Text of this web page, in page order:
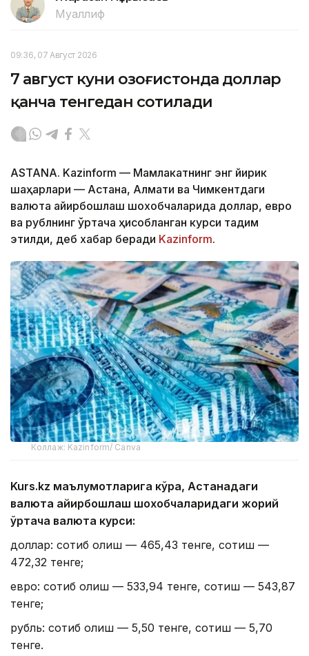
Муаллиф
09:36, 07 Август 2026
7 август куни Қозоғистонда доллар
қанча тенгедан сотилади
ASTANA. Kazinform — Мамлакатнинг энг йирик
шаҳарлари — Астана, Алмати ва Чимкентдаги
валюта айирбошлаш шохобчаларида доллар, евро
ва рублнинг ўртача ҳисобланган курси тақдим
этилди, деб хабар беради Kazinform.
Коллаж: Kazinform/ Canva
Kurs.kz маълумотларига кўра, Астанадаги
валюта айирбошлаш шохобчаларидаги жорий
ўртача валюта курси:
доллар: сотиб олиш — 465,43 тенге, сотиш —
472,32 тенге;
евро: сотиб олиш — 533,94 тенге, сотиш — 543,87
тенге;
рубль: сотиб олиш — 5,50 тенге, сотиш — 5,70
тенге.